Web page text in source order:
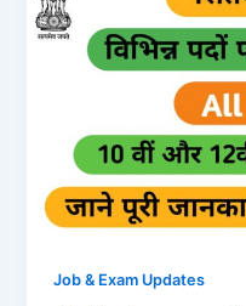
Job & Exam Updates